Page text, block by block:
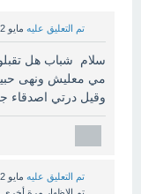
تم التعليق عليه مايو 12، 2018
سلام شباب هل
مي معليش ونهى
وقيل درتي اصدقاء
تم التعليق عليه مايو 12، 2018
تم الإظهار مرة أخرى